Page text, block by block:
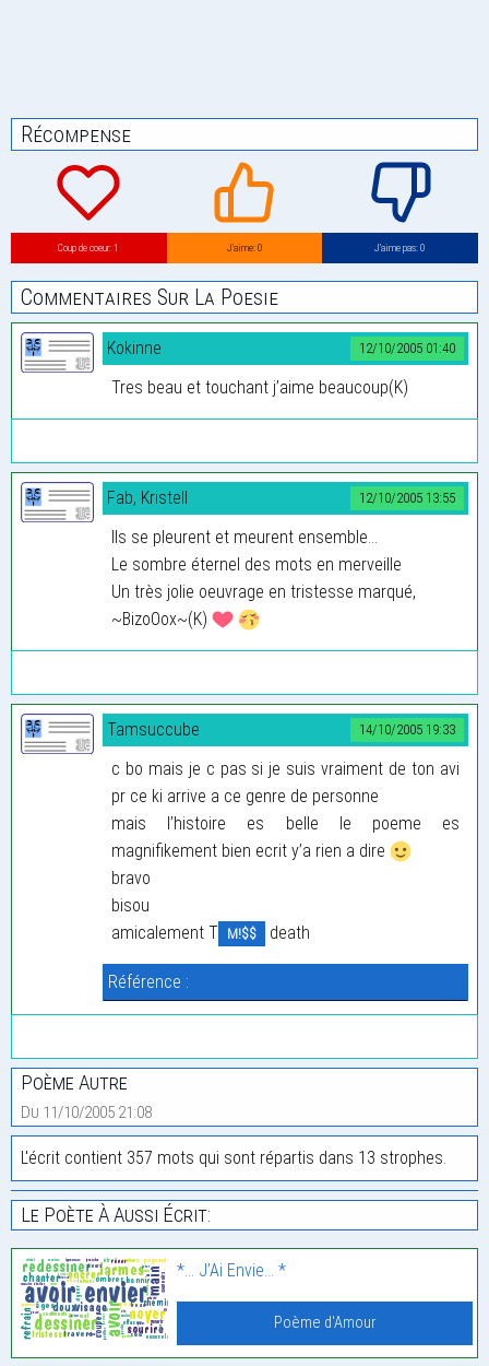
Récompense
Coup de coeur: 1 J’aime: 0 J’aime pas: 0
Commentaires Sur La Poesie
12/10/2005 01:40
Kokinne
Tres beau et touchant j’aime beaucoup(K)
12/10/2005 13:55
Fab, Kristell
Ils se pleurent et meurent ensemble...
Le sombre éternel des mots en merveille
Un très jolie oeuvrage en tristesse marqué,
~BizoOox~(K)
14/10/2005 19:33
Tamsuccube
c bo mais je c pas si je suis vraiment de ton avi
pr ce ki arrive a ce genre de personne
mais l’histoire es belle le poeme es
magnifikement bien ecrit y’a rien a dire
bravo
bisou
amicalement T M!$$ death
Référence :
Poème Autre
Du 11/10/2005 21:08
L'écrit contient 357 mots qui sont répartis dans 13 strophes.
Le Poète À Aussi Écrit:
*… J’Ai Envie… *
Poème d'Amour